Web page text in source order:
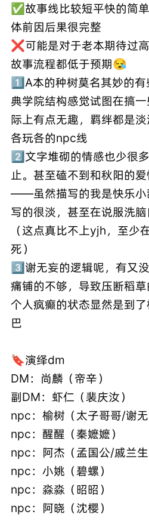
✅故事线比较短平快的简
体前因后果很完整
❌可能是对于老本期待过
故事流程都低于预期😪
1⃣️A本的种树莫名其妙的
典学院结构感觉试图在搞
际上有点无趣，羁绊都是
各玩各的npc线
2⃣️文字堆砌的情感也少很
止。甚至磕不到和秋阳的爱
——虽然描写的我是快乐小
写的很淡，甚至在说服洗
（这点真比不上yjh，至少
死）
3⃣️谢无妄的逻辑呢，有又
痛铺的不够，导致压断稻
个人疯癫的状态显然是到
巴
🔖演绎dm
DM：尚麟（帝辛）
副DM：虾仁（裴庆汝）
npc：榆树（太子哥哥/谢无
npc：醒醒（秦嬷嬷）
npc：阿杰（孟国公/戚兰生
npc：小姚（碧螺）
npc：淼淼（昭昭）
npc：阿晓（沈樱）